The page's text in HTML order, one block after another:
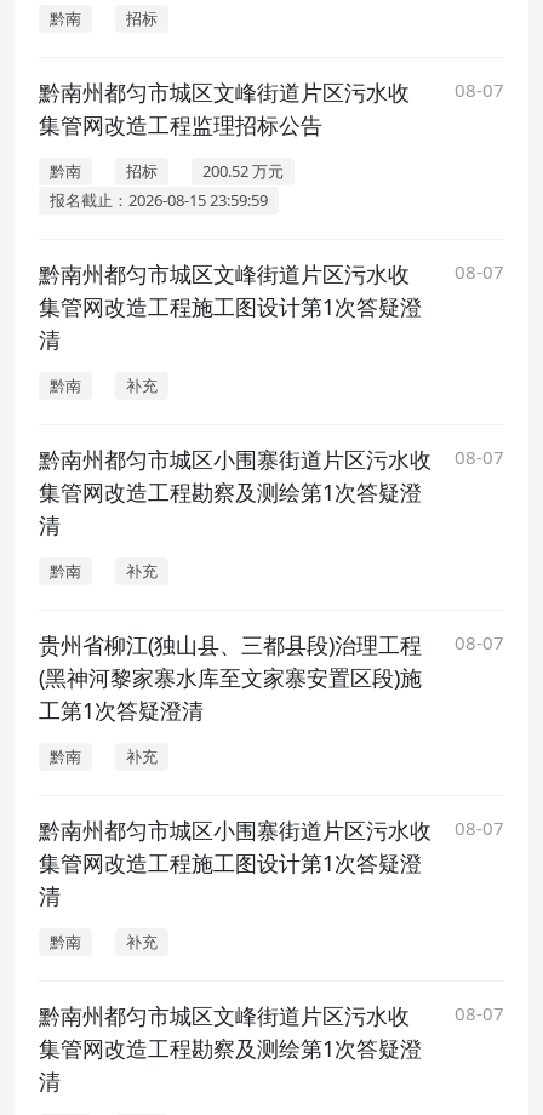
黔南 招标
黔南州都匀市城区文峰街道片区污水收
集管网改造工程监理招标公告
08-07
黔南 招标
200.52 万元
报名截止：2026-08-15 23:59:59
黔南州都匀市城区文峰街道片区污水收
集管网改造工程施工图设计第1次答疑澄
清
08-07
黔南 补充
黔南州都匀市城区小围寨街道片区污水收
集管网改造工程勘察及测绘第1次答疑澄
清
08-07
黔南 补充
贵州省柳江(独山县、三都县段)治理工程
(黑神河黎家寨水库至文家寨安置区段)施
工第1次答疑澄清
08-07
黔南 补充
黔南州都匀市城区小围寨街道片区污水收
集管网改造工程施工图设计第1次答疑澄
清
08-07
黔南 补充
黔南州都匀市城区文峰街道片区污水收
集管网改造工程勘察及测绘第1次答疑澄
清
08-07